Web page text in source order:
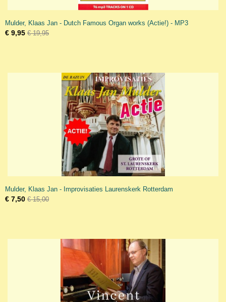
Mulder, Klaas Jan - Dutch Famous Organ works (Actie!) - MP3
€ 9,95 € 19,95
Mulder, Klaas Jan - Improvisaties Laurenskerk Rotterdam
€ 7,50 € 15,00